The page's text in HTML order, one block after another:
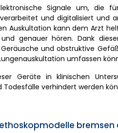
Signale um, die
und digitalisiert und
Auskultation kann dem Arzt
genauer hören. Dank
und obstruktive
umfassen
Geräte in klinischen
verhindert werden
bremsen